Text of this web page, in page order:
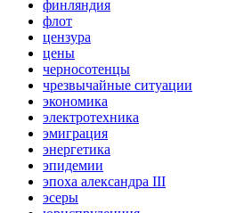
финляндия
флот
цензура
цены
черносотенцы
чрезвычайные ситуации
экономика
электротехника
эмиграция
энергетика
эпидемии
эпоха александра III
эсеры